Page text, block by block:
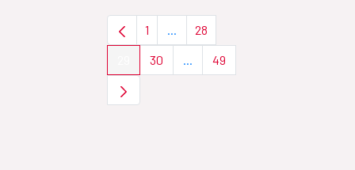
Page
1 ...Pages intermédiaires Utilisez TAB
Page
28
Page Page
30 ...Pages intermédiaires Utilisez
Page
49